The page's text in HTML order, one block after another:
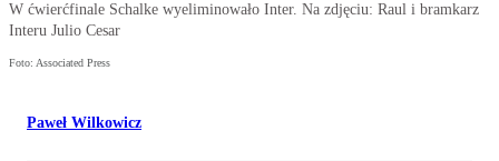
W ćwierćfinale Schalke wyeliminowało Inter. Na zdjęciu: Raul i bramkarz
Interu Julio Cesar
Foto: Associated Press
Paweł Wilkowicz